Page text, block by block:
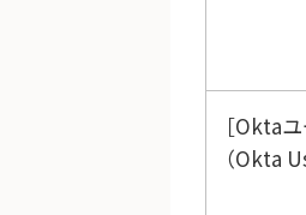
Okta
（Okta